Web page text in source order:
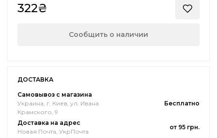
322₴
Сообщить о наличии
ДОСТАВКА
Самовывоз с магазина
Украина, г. Киев, ул. Ивана
Крамского, 9
Бесплатно
Доставка на адрес
Новая Почта, УкрПочта
от 95 грн.